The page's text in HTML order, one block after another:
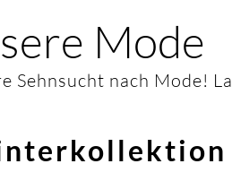
Mode
Sehnsucht nach Mode!